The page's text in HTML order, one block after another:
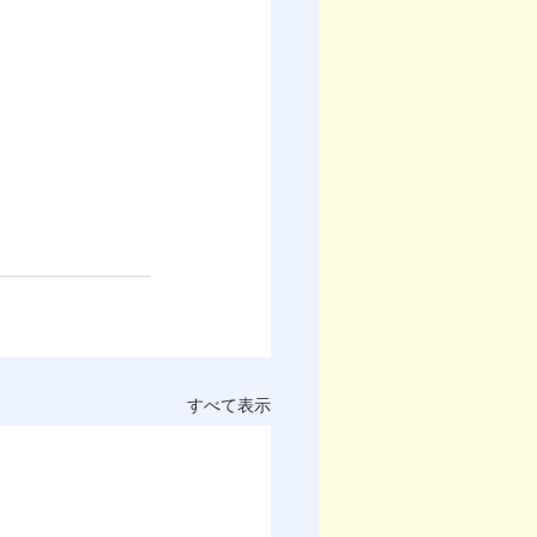
すべて表示